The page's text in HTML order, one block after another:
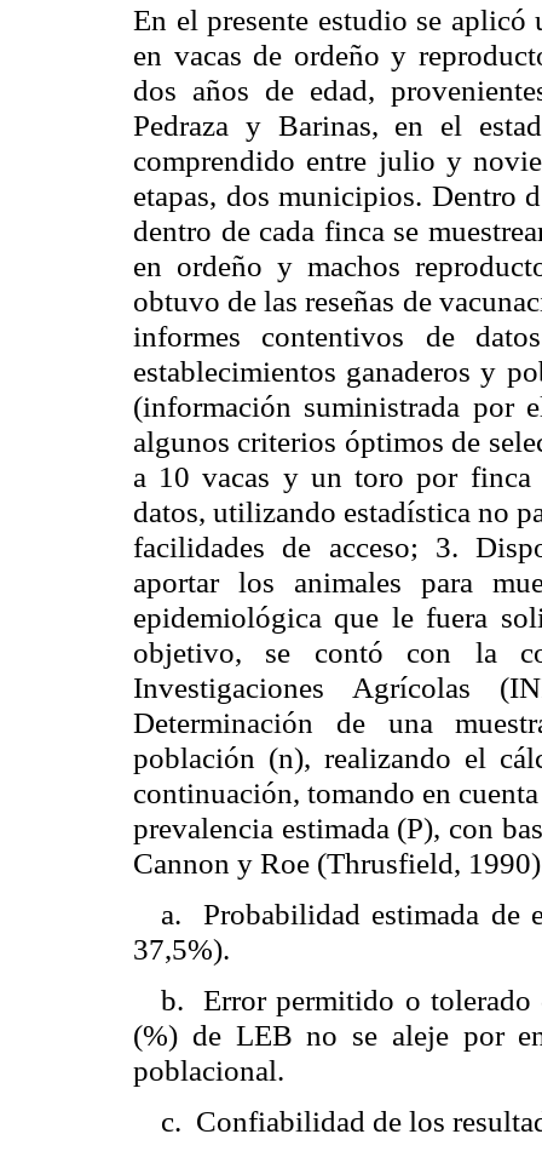
En el presente estudio se
en vacas de ordeño y
dos años de edad,
Pedraza y Barinas, en el
comprendido entre julio y
etapas, dos municipios. Dentro
dentro de cada finca se
en ordeño y machos
obtuvo de las reseñas de
informes contentivos de
establecimientos ganaderos y
(información suministrada por
algunos criterios óptimos de
a 10 vacas y un toro por finca
datos, utilizando estadística no
facilidades de acceso; 3.
aportar los animales para
epidemiológica que le fuera
objetivo, se contó con la
Investigaciones
Determinación de una
población (n), realizando el
continuación, tomando en
prevalencia estimada (P), con
Cannon y Roe (Thrusfield,
a. Probabilidad estimada de
37,5%).
b. Error permitido o tolerado
(%) de LEB no se aleje por
poblacional.
c. Confiabilidad de los